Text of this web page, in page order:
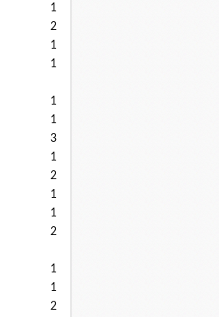
1
2
1
1
1
1
3
1
2
1
1
2
1
1
2